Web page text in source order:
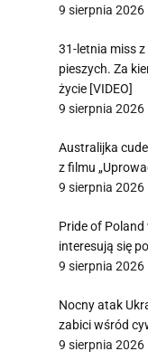
9 sierpnia 2026
31-letnia miss
pieszych. Za
życie [VIDEO]
9 sierpnia 2026
Australijka
z filmu
9 sierpnia 2026
Pride of
interesują się
9 sierpnia 2026
Nocny atak
zabici wśród
9 sierpnia 2026